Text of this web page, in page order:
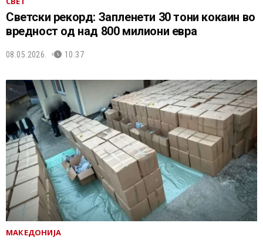
Светски рекорд: Запленети 30 тони кокаин во
вредност од над 800 милиони евра
08.05.2026. 10:37
МАКЕДОНИЈА